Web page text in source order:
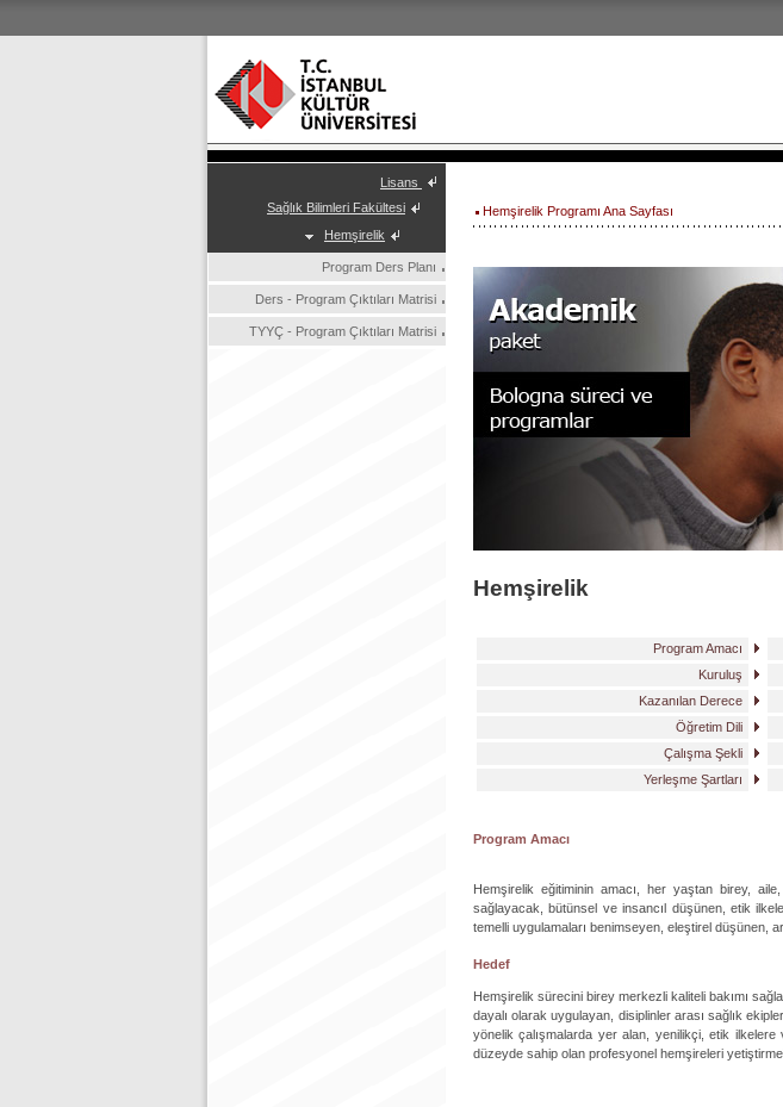
Lisans
Sağlık Bilimleri Fakültesi
Hemşirelik
Program Ders Planı
Ders - Program Çıktıları Matrisi
TYYÇ - Program Çıktıları Matrisi
Hemşirelik Programı Ana Sayfası
Hemşirelik
Program Amacı
Kuruluş
Kazanılan Derece
Öğretim Dili
Çalışma Şekli
Yerleşme Şartları
Program Amacı
Hemşirelik eğitiminin amacı, her yaştan birey,
sağlayacak, bütünsel ve insancıl düşünen, etik
temelli uygulamaları benimseyen, eleştirel düşünen,
Hedef
Hemşirelik sürecini birey merkezli kaliteli bakımı
dayalı olarak uygulayan, disiplinler arası sağlık
yönelik çalışmalarda yer alan, yenilikçi, etik
düzeyde sahip olan profesyonel hemşireleri